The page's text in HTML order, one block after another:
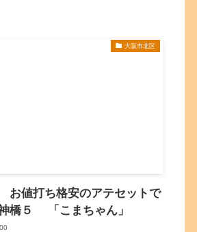
大阪市北区
値打ち格安のアテセットで
橋５ 「こまちゃん」